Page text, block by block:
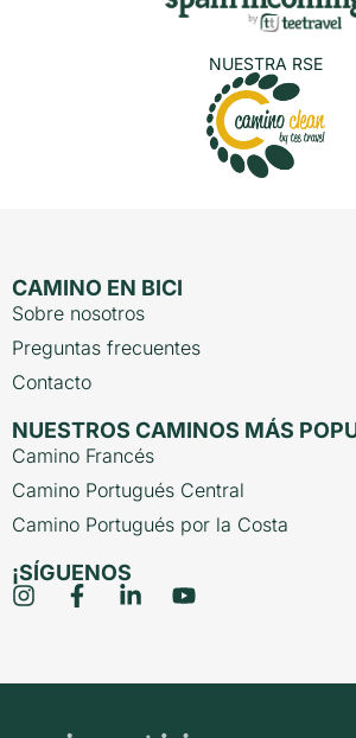
NUESTRA RSE
CAMINO EN BICI
Sobre nosotros
Preguntas frecuentes
Contacto
NUESTROS CAMINOS MÁS
Camino Francés
Camino Portugués Central
Camino Portugués por la Costa
¡SÍGUENOS